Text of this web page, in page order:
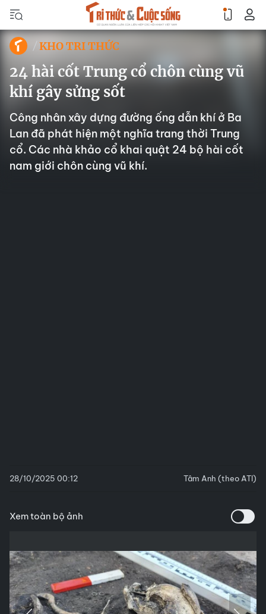
KHO TRI THỨC
24 hài cốt Trung cổ chôn cùng vũ
khí gây sửng sốt
Công nhân xây dựng đường ống dẫn khí ở Ba
Lan đã phát hiện một nghĩa trang thời Trung
cổ. Các nhà khảo cổ khai quật 24 bộ hài cốt
nam giới chôn cùng vũ khí.
28/10/2025 00:12 Tâm Anh (theo ATI)
Xem toàn bộ ảnh